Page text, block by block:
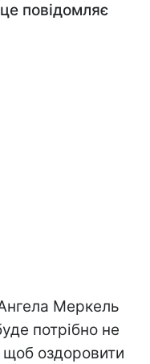
повідомляє
Меркель
потрібно не
оздоровити